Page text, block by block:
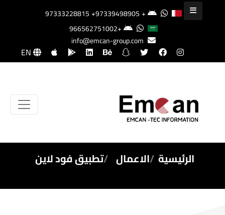
+97333228815
+97339498905
+966562751002
info@emcan-group.com
EN
الرئيسية الاعمال تطبيق فود لاين